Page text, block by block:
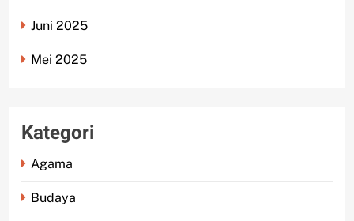
Juni 2025
Mei 2025
Kategori
Agama
Budaya